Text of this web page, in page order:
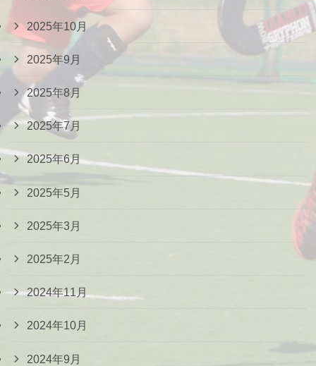
2025年10月
2025年9月
2025年8月
2025年7月
2025年6月
2025年5月
2025年3月
2025年2月
2024年11月
2024年10月
2024年9月